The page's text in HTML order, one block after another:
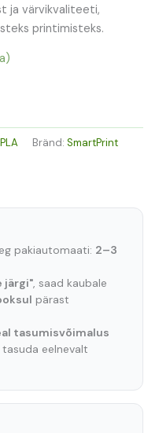
ja värvikvaliteeti,
printimisteks.
PLA Bränd: SmartPrint
pakiautomaati: 2–3
järgi", saad kaubale
pärast
tasumisvõimalus
eelnevalt